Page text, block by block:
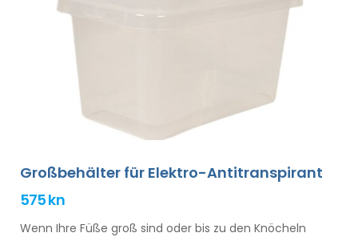
Großbehälter für Elektro-Antitranspirant
575 kn
Wenn Ihre Füße groß sind oder bis zu den Knöcheln